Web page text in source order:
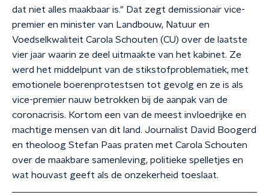
dat niet alles maakbaar is." Dat zegt demissionair vice-
premier en minister van Landbouw, Natuur en
Voedselkwaliteit Carola Schouten (CU) over de laatste
vier jaar waarin ze deel uitmaakte van het kabinet. Ze
werd het middelpunt van de stikstofproblematiek, met
emotionele boerenprotestsen tot gevolg en ze is als
vice-premier nauw betrokken bij de aanpak van de
coronacrisis. Kortom een van de meest invloedrijke en
machtige mensen van dit land. Journalist David Boogerd
en theoloog Stefan Paas praten met Carola Schouten
over de maakbare samenleving, politieke spelletjes en
wat houvast geeft als de onzekerheid toeslaat.